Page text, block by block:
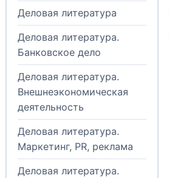
Деловая литература
Деловая литература.
Банковское дело
Деловая литература.
Внешнеэкономическая
деятельность
Деловая литература.
Маркетинг, PR, реклама
Деловая литература.